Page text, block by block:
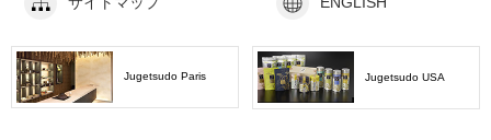
Jugetsudo Paris Jugetsudo USA